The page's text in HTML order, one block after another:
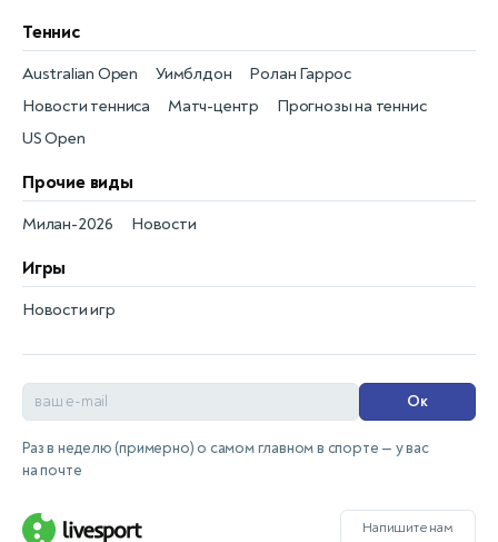
Теннис
Новости тенниса
Australian Open
Матч-центр
Уимблдон
Прогнозы на теннис
Ролан Гаррос
US Open
Прочие виды
Новости
Милан-2026
Игры
Новости игр
Ок
Раз в неделю (примерно) о самом главном в спорте — у вас
на почте
Напишите нам